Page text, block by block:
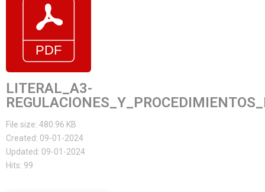
LITERAL_A3-
File size: 480.96 KB
Created: 09-01-2024
Updated: 09-01-2024
Hits: 99